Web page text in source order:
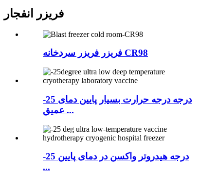
فریزر انفجار
فریزر فریزر سردخانه CR98
-25 درجه درجه حرارت بسیار پایین دمای
عمیق ...
-25 درجه هیدروتر واکسن در دمای پایین
...